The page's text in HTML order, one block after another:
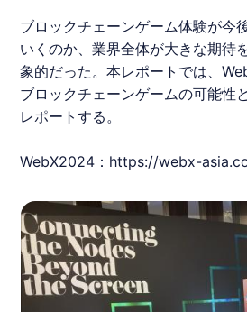
ブロックチェーンゲーム体験が今
いくのか、業界全体が大きな期待
象的だった。本レポートでは、
ブロックチェーンゲームの可能性
レポートする。
WebX2024 ： https://webx-